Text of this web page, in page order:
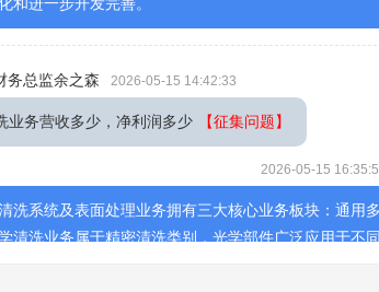
务总监余之森 2026-05-15 14:42:33
业务营收多少，净利润多少 【征集问题】
2026-05-15
洗系统及表面处理业务拥有三大核心业务板块：通用
清洗业务属于精密清洗类别，光学部件广泛应用于不